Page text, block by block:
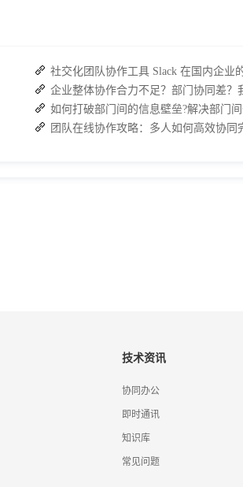
技术资讯
协同办公
即时通讯
知识库
常见问题